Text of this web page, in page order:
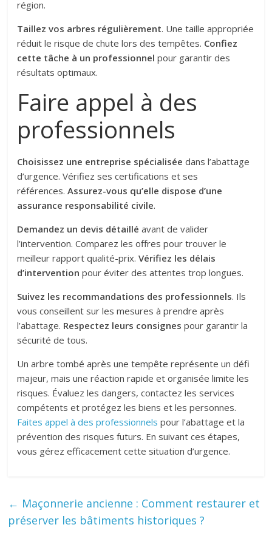
région.
Taillez vos arbres régulièrement. Une taille appropriée
réduit le risque de chute lors des tempêtes. Confiez
cette tâche à un professionnel pour garantir des
résultats optimaux.
Faire appel à des
professionnels
Choisissez une entreprise spécialisée dans l’abattage
d’urgence. Vérifiez ses certifications et ses
références.Assurez-vous qu’elle dispose d’une
assurance responsabilité civile.
Demandez un devis détaillé avant de valider
l’intervention. Comparez les offres pour trouver le
meilleur rapport qualité-prix.Vérifiez les délais
d’intervention pour éviter des attentes trop longues.
Suivez les recommandations des professionnels. Ils
vous conseillent sur les mesures à prendre après
l’abattage. Respectez leurs consignes pour garantir la
sécurité de tous.
Un arbre tombé après une tempête représente un défi
majeur, mais une réaction rapide et organisée limite les
risques. Évaluez les dangers, contactez les services
compétents et protégez les biens et les personnes.
Faites appel à des professionnels pour l’abattage et la
prévention des risques futurs. En suivant ces étapes,
vous gérez efficacement cette situation d’urgence.
← Maçonnerie ancienne : Comment restaurer et
préserver les bâtiments historiques ?